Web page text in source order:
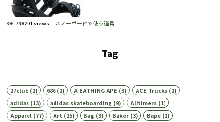
798201 views スノーボードで使う道具
Tag
27club(2) 686(2) A BATHING APE (3) ACE Trucks(2)
adidas(13) adidas skateboarding (9) Alltimers(1)
Apparel(77) Art (25) Bag (3) Baker(3) Bape(2)